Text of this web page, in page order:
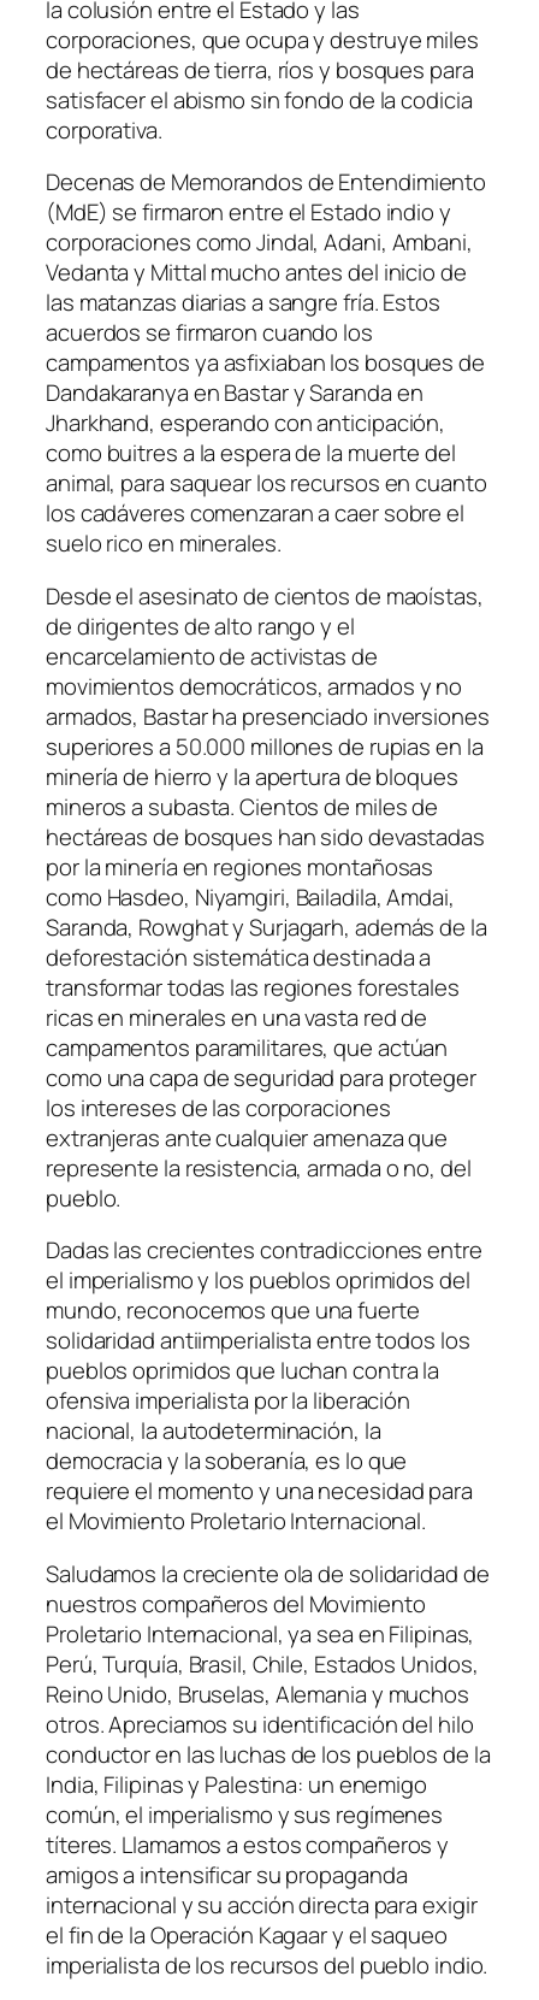
la colusión entre el Estado y las
corporaciones, que ocupa y destruye miles
de hectáreas de tierra, ríos y bosques para
satisfacer el abismo sin fondo de la codicia
corporativa.
Decenas de Memorandos de Entendimiento
(MdE) se firmaron entre el Estado indio y
corporaciones como Jindal, Adani, Ambani,
Vedanta y Mittal mucho antes del inicio de
las matanzas diarias a sangre fría. Estos
acuerdos se firmaron cuando los
campamentos ya asfixiaban los bosques de
Dandakaranya en Bastar y Saranda en
Jharkhand, esperando con anticipación,
como buitres a la espera de la muerte del
animal, para saquear los recursos en cuanto
los cadáveres comenzaran a caer sobre el
suelo rico en minerales.
Desde el asesinato de cientos de maoístas,
de dirigentes de alto rango y el
encarcelamiento de activistas de
movimientos democráticos, armados y no
armados, Bastar ha presenciado inversiones
superiores a 50.000 millones de rupias en la
minería de hierro y la apertura de bloques
mineros a subasta. Cientos de miles de
hectáreas de bosques han sido devastadas
por la minería en regiones montañosas
como Hasdeo, Niyamgiri, Bailadila, Amdai,
Saranda, Rowghat y Surjagarh, además de la
deforestación sistemática destinada a
transformar todas las regiones forestales
ricas en minerales en una vasta red de
campamentos paramilitares, que actúan
como una capa de seguridad para proteger
los intereses de las corporaciones
extranjeras ante cualquier amenaza que
represente la resistencia, armada o no, del
pueblo.
Dadas las crecientes contradicciones entre
el imperialismo y los pueblos oprimidos del
mundo, reconocemos que una fuerte
solidaridad antiimperialista entre todos los
pueblos oprimidos que luchan contra la
ofensiva imperialista por la liberación
nacional, la autodeterminación, la
democracia y la soberanía, es lo que
requiere el momento y una necesidad para
el Movimiento Proletario Internacional.
Saludamos la creciente ola de solidaridad de
nuestros compañeros del Movimiento
Proletario Internacional, ya sea en Filipinas,
Perú, Turquía, Brasil, Chile, Estados Unidos,
Reino Unido, Bruselas, Alemania y muchos
otros. Apreciamos su identificación del hilo
conductor en las luchas de los pueblos de la
India, Filipinas y Palestina: un enemigo
común, el imperialismo y sus regímenes
títeres. Llamamos a estos compañeros y
amigos a intensificar su propaganda
internacional y su acción directa para exigir
el fin de la Operación Kagaar y el saqueo
imperialista de los recursos del pueblo indio.